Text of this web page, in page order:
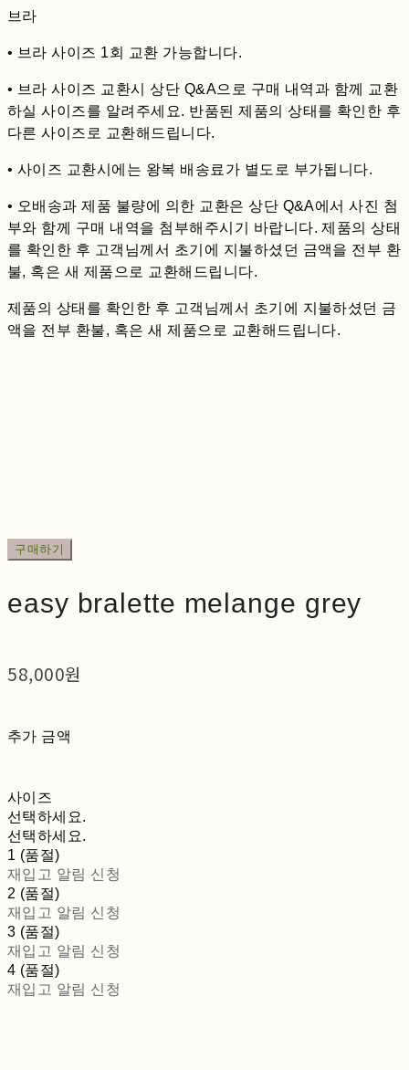
브라
• 브라 사이즈 1회 교환 가능합니다.
• 브라 사이즈 교환시 상단 Q&A으로 구매 내역과 함께 교환
하실 사이즈를 알려주세요. 반품된 제품의 상태를 확인한 후
다른 사이즈로 교환해드립니다.
• 사이즈 교환시에는 왕복 배송료가 별도로 부가됩니다.
• 오배송과 제품 불량에 의한 교환은 상단 Q&A에서 사진 첨
부와 함께 구매 내역을 첨부해주시기 바랍니다. 제품의 상태
를 확인한 후 고객님께서 초기에 지불하셨던 금액을 전부 환
불, 혹은 새 제품으로 교환해드립니다.
제품의 상태를 확인한 후 고객님께서 초기에 지불하셨던 금
액을 전부 환불, 혹은 새 제품으로 교환해드립니다.
구매하기
easy bralette melange grey
58,000원
추가 금액
사이즈
선택하세요.
선택하세요.
1 (품절)
재입고 알림 신청
2 (품절)
재입고 알림 신청
3 (품절)
재입고 알림 신청
4 (품절)
재입고 알림 신청